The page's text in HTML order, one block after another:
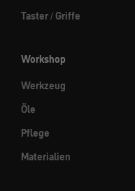
Taster / Griffe
Workshop
Werkzeug
Öle
Pflege
Materialien